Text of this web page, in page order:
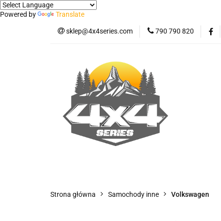
Powered by Translate
sklep@4x4series.com 790 790 820
Panele ochronne
Pick-up
Osłony - Owiewki -
Strona główna Samochody inne Volkswagen